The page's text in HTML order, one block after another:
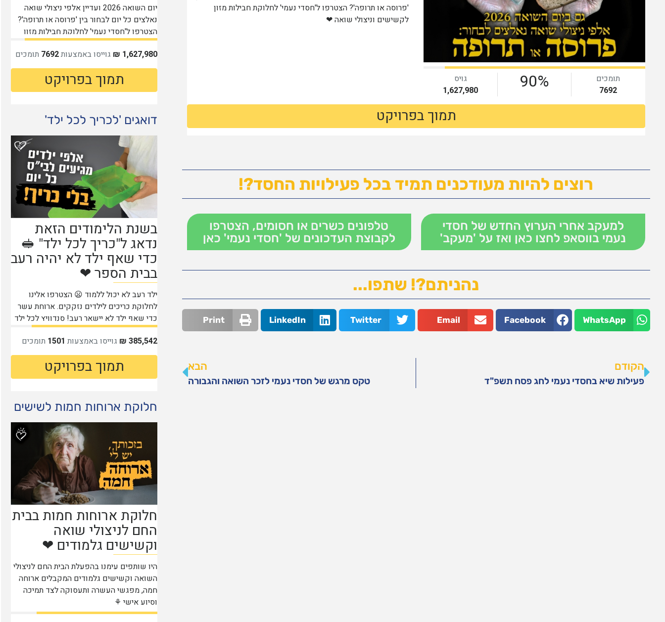
רוצים להיות מעודכנים תמיד בכל פעילויות החסד?!
למעקב אחרי הערוץ החדש של חסדי
נעמי בווסאפ לחצו כאן ואז על 'מעקב'
טלפונים כשרים או חסומים, הצטרפו
לקבוצת העדכונים של 'חסדי נעמי' כאן
נהניתם?! שתפו...
WhatsApp
Facebook
Email
Twitter
LinkedIn
Print
הקודם
פעילות שיא בחסדי נעמי לחג פסח תשפ"ד
הבא
טקס מרגש של חסדי נעמי לזכר השואה והגבורה
דואגים 'לכריך לכל ילד'
חלוקת ארוחות חמות לשישים